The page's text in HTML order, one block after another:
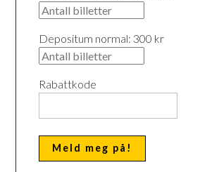
Depositum normal: 300 kr
Rabattkode